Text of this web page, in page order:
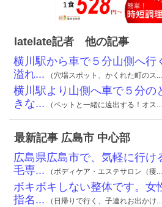
latelate記者 他の記事
横川駅から車で５分山側へ行
溢れ... （穴場スポット、かくれた町のス
横川駅より山側へ車で５分の
きな... （ペットと一緒に遠出する！オス
最新記事 広島市 中心部
広島県広島市で、気軽に行け
毛専... （ボディケア・エステサロン（痩
ボキボキしない整体です。女
指名... （日帰りで行く、子連れお出かけ